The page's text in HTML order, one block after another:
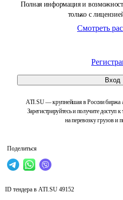
Полная информация и
только с
Смотреть
Вход
ATI.SU — крупнейшая в России биржа
Зарегистрируйтесь и получите доступ
на перевозку грузов и
Поделиться
ID тендера в ATI.SU 49152